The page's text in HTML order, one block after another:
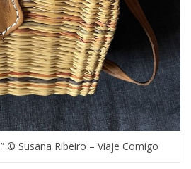
© Susana Ribeiro – Viaje Comigo